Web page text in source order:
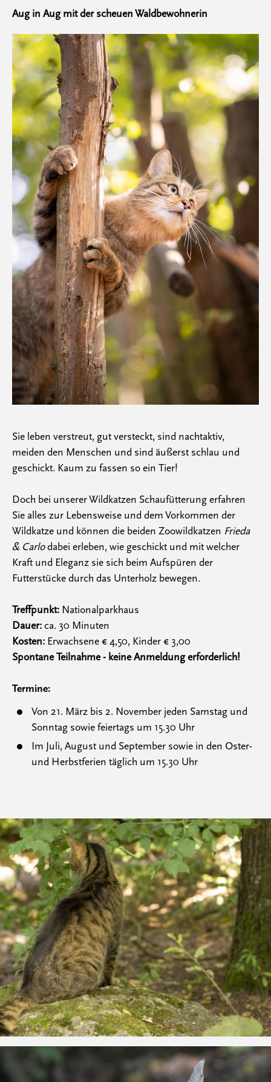
Aug in Aug mit der scheuen Waldbewohnerin
Sie leben verstreut, gut versteckt, sind nachtaktiv,
meiden den Menschen und sind äußerst schlau und
geschickt. Kaum zu fassen so ein Tier!
Doch bei unserer Wildkatzen Schaufütterung erfahren
Sie alles zur Lebensweise und dem Vorkommen der
Wildkatze und können die beiden Zoowildkatzen Frieda
& Carlodabei erleben, wie geschickt und mit welcher
Kraft und Eleganz sie sich beim Aufspüren der
Futterstücke durch das Unterholz bewegen.
Treffpunkt: Nationalparkhaus
Dauer:ca. 30 Minuten
Kosten: Erwachsene € 4,50, Kinder € 3,00
Spontane Teilnahme - keine Anmeldung erforderlich!
Termine:
Von 21. März bis 2. November jeden Samstag und
Sonntag sowie feiertags um 15.30 Uhr
Im Juli, August und September sowie in den Oster-
und Herbstferien täglich um 15.30 Uhr